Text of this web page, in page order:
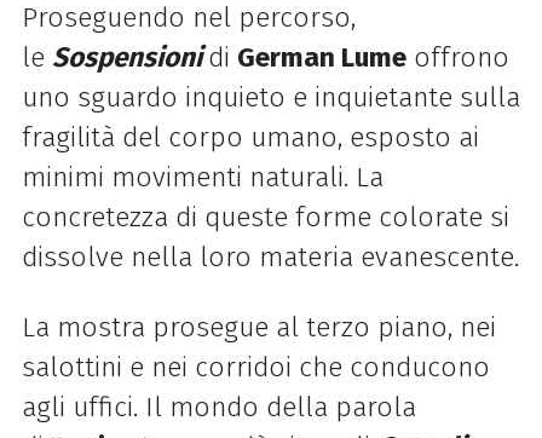
Proseguendo nel percorso,
le Sospensioni di German Lume offrono
uno sguardo inquieto e inquietante sulla
fragilità del corpo umano, esposto ai
minimi movimenti naturali. La
concretezza di queste forme colorate si
dissolve nella loro materia evanescente.
La mostra prosegue al terzo piano, nei
salottini e nei corridoi che conducono
agli uffici. Il mondo della parola